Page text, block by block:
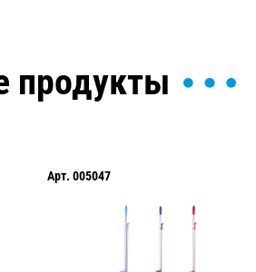
продукты
Арт. 005047